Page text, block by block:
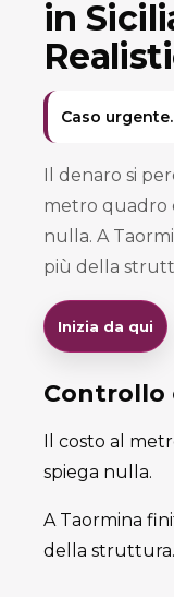
in
Caso urgente.
Il denaro si
metro quadro
nulla. A
più della
Inizia da qui
Controllo
Il costo al
spiega nulla.
A Taormina
della struttura.